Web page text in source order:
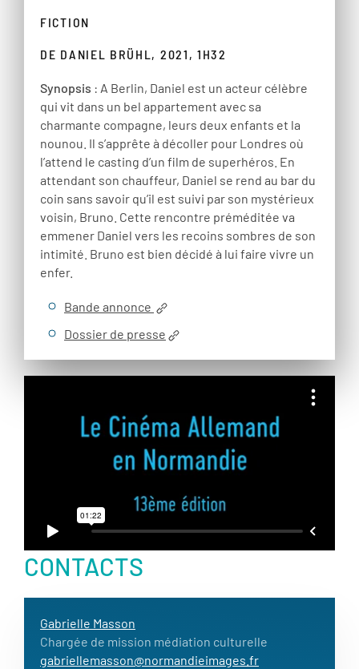
FICTION
DE DANIEL BRÜHL, 2021, 1H32
Synopsis : A Berlin, Daniel est un acteur célèbre
qui vit dans un bel appartement avec sa
charmante compagne, leurs deux enfants et la
nounou. Il s’apprête à décoller pour Londres où
l’attend le casting d’un film de superhéros. En
attendant son chauffeur, Daniel se rend au bar du
coin sans savoir qu’il est suivi par son mystérieux
voisin, Bruno. Cette rencontre préméditée va
emmener Daniel vers les recoins sombres de son
intimité. Bruno est bien décidé à lui faire vivre un
enfer.
Bande annonce
Dossier de presse
CONTACTS
Gabrielle Masson
Chargée de mission médiation culturelle
gabriellemasson@normandieimages.fr